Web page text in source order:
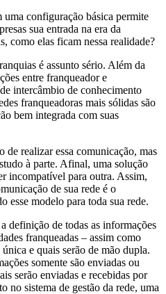
configuração básica permite
sua entrada na era da
como elas ficam nessa realidade?
é assunto sério. Além da
entre franqueador e
intercâmbio de conhecimento
franqueadoras mais sólidas são
bem integrada com suas
de realizar essa comunicação, mas
à parte. Afinal, uma solução
incompatível para outra. Assim,
de sua rede é o
esse modelo para toda sua rede.
definição de todas as informações
franqueadas – assim como
e quais serão de mão dupla.
somente são enviadas ou
serão enviadas e recebidas por
no sistema de gestão da rede, uma